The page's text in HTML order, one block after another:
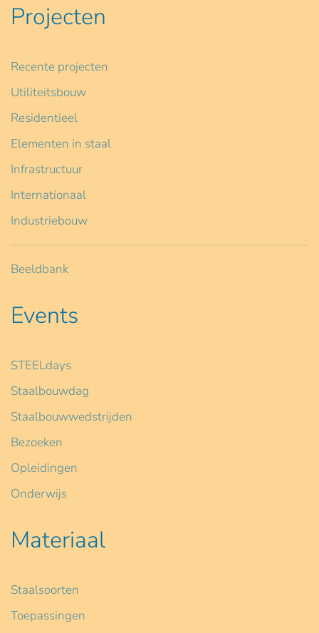
Projecten
Recente projecten
Utiliteitsbouw
Residentieel
Elementen in staal
Infrastructuur
Internationaal
Industriebouw
Beeldbank
Events
STEELdays
Staalbouwdag
Staalbouwwedstrijden
Bezoeken
Opleidingen
Onderwijs
Materiaal
Staalsoorten
Toepassingen